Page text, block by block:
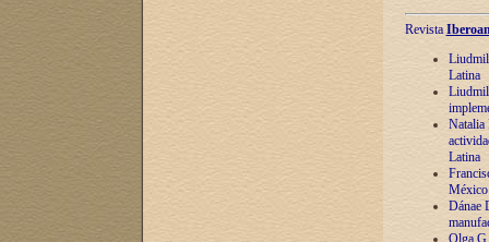
Revista
Latina
Natalia
Latina
México
Dánae
Olga